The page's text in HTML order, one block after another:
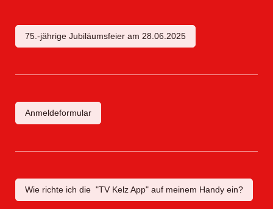
75.-jährige Jubiläumsfeier am 28.06.2025
Anmeldeformular
Wie richte ich die "TV Kelz App" auf meinem Handy ein?